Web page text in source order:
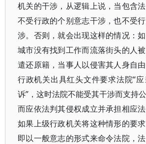
机关的干涉，从逻辑上说，当包含
不受行政的个别意志干涉，也不受
涉。否则，就会出现这样的情况：
城市没有找到工作而流落街头的人
遣还原籍，当事人以侵害其人身自
行政机关出具红头文件要求法院“
诉”，这时法院不能受其干涉而支持
而应依法判其侵权成立并承担相应
如果上级行政机关将这种情形的要
即以一般意志的形式来命令法院，